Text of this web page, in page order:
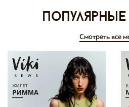
Популярные
Смотреть все